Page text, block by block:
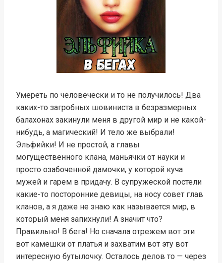
Умереть по человечески и то не получилось! Два
каких-то загробных шовиниста в безразмерных
балахонах закинули меня в другой мир и не какой-
нибудь, а магический! И тело же выбрали!
Эльфийки! И не простой, а главы
могущественного клана, маньячки от науки и
просто озабоченной дамочки, у которой куча
мужей и гарем в придачу. В супружеской постели
какие-то посторонние девицы, на носу совет глав
кланов, а я даже не знаю как называется мир, в
который меня запихнули! А значит что?
Правильно! В бега! Но сначала отрежем вот эти
вот камешки от платья и захватим вот эту вот
интересную бутылочку. Осталось делов то — через